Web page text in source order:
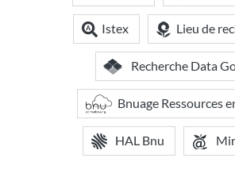
Istex Lieu de
Recherche Data
Bnuage Ressources
HAL Bnu